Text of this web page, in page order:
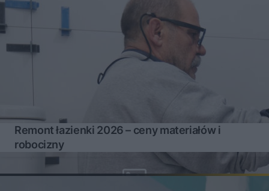
Remont łazienki 2026 – ceny materiałów i
robocizny